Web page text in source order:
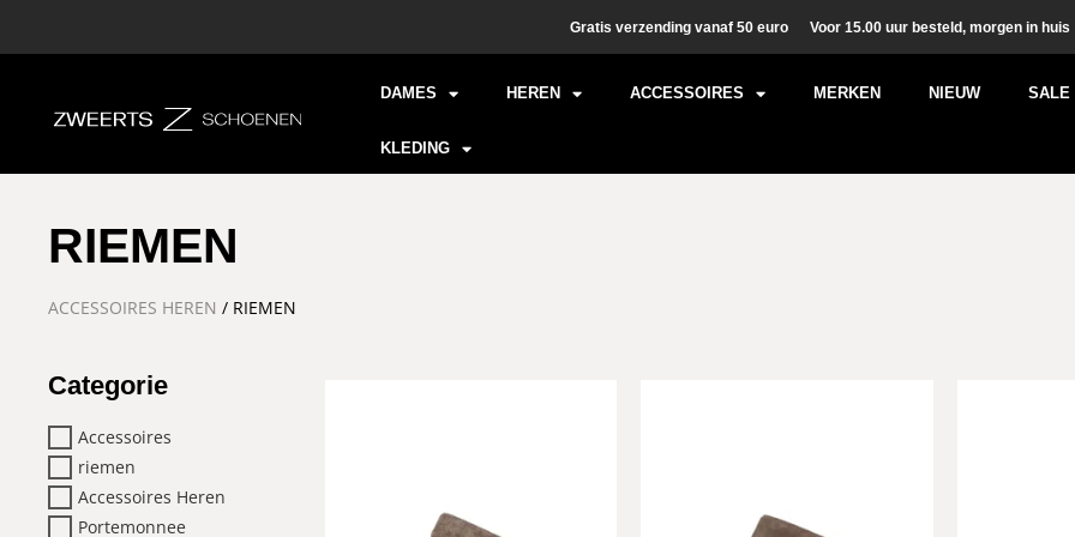
Gratis verzending vanaf 50 euro Voor 15.00 uur besteld, morgen in huis
DAMES HEREN ACCESSOIRES MERKEN NIEUW SALE
KLEDING
RIEMEN
ACCESSOIRES HEREN / RIEMEN
Categorie
Accessoires
riemen
Accessoires Heren
Portemonnee